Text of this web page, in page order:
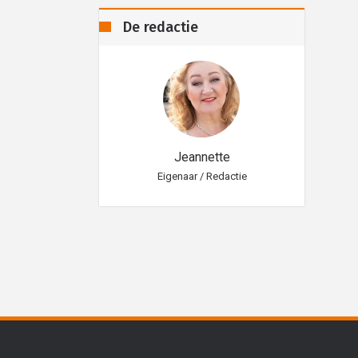
De redactie
Jeannette
Eigenaar / Redactie